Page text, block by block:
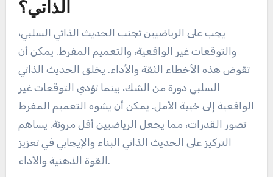
الذاتي؟
يجب على الرياضيين تجنب الحديث الذاتي السلبي،
والتوقعات غير الواقعية، والتعميم المفرط. يمكن أن
تقوض هذه الأخطاء الثقة والأداء. يخلق الحديث الذاتي
السلبي دورة من الشك، بينما تؤدي التوقعات غير
الواقعية إلى خيبة الأمل. يمكن أن يشوه التعميم المفرط
تصور القدرات، مما يجعل الرياضيين أقل مرونة. يساهم
التركيز على الحديث الذاتي البناء والإيجابي في تعزيز
القوة الذهنية والأداء.